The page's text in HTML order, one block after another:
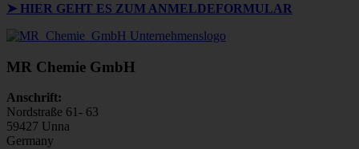
➤ HIER GEHT ES ZUM ANMELDEFORMULAR
MR Chemie GmbH
Anschrift:
Nordstraße 61- 63
59427 Unna
Germany